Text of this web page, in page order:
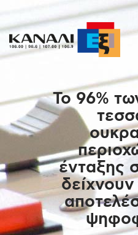
Το 96%
ένταξης
Εκπομπές
Στον ρυθμό
Ένθετα
Διαγωνισμοί/
Ποιοι είμαστε
Επικοινωνία